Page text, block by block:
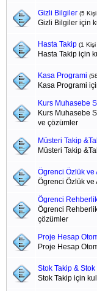
Gizli Bilgiler (5
Gizli Bilgiler için
Hasta Takip (1
Hasta Takip için
Kasa Programi
Kasa Programi
Kurs Muhasebe
Kurs Muhasebe
ve çözümler
Müsteri Takip
Müsteri Takip
Ögrenci Özlük ve
Ögrenci Özlük ve
Ögrenci
Ögrenci
çözümler
Proje Hesap
Proje Hesap
Stok Takip &
Stok Takip için